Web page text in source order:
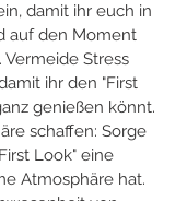
damit ihr euch in
auf den Moment
Stress
ihr den "First
genießen könnt.
schaffen: Sorge
Look" eine
Atmosphäre hat.